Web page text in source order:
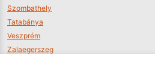
Szombathely
Tatabánya
Veszprém
Zalaegerszeg